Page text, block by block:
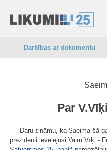
Darbības ar dokumentu
Par
Daru zināmu, ka Saeima šā
prezidenti ievēlējusi Vairu Vīķi -